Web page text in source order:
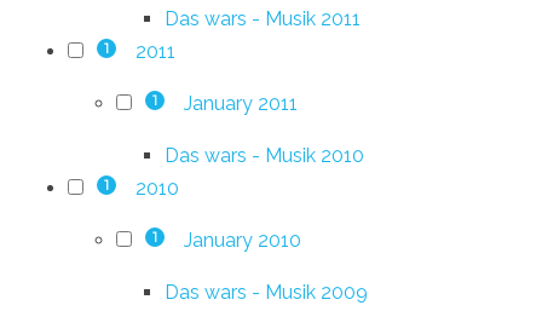
Das wars - Musik 2011
1 2011
1 January 2011
Das wars - Musik 2010
1 2010
1 January 2010
Das wars - Musik 2009